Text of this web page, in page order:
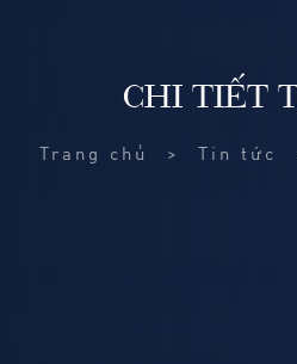
CHI TIẾT
Trang chủ Tin tức